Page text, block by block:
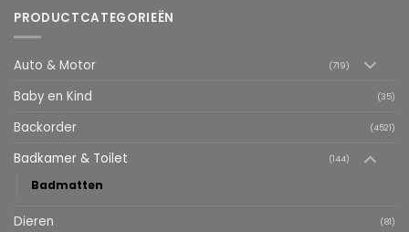
PRODUCTCATEGORIEËN
Auto & Motor (719)
Baby en Kind (35)
Backorder (4521)
Badkamer & Toilet (144)
Badmatten
Dieren (81)